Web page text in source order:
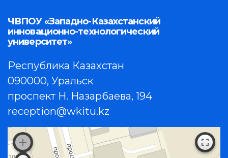
ЧВПОУ «Западно-Казахстанский
инновационно-технологический
университет»
Республика Казахстан
090000, Уральск
проспект Н. Назарбаева, 194
reception@wkitu.kz